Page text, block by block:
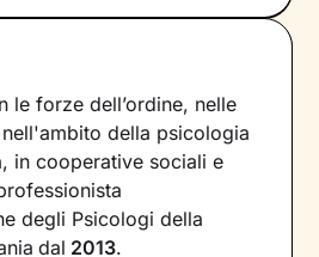
memorizzate e
successive.
attivano in maniera
per innescare il
significa portare alla luce
è rimasto dietro le
le forze dell’ordine, nelle
della psicologia
in cooperative sociali e
degli Psicologi della
dal 2013.